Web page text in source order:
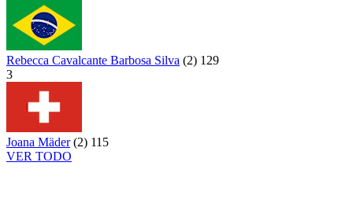
Rebecca Cavalcante Barbosa Silva (2) 129
3
Joana Mäder (2) 115
VER TODO